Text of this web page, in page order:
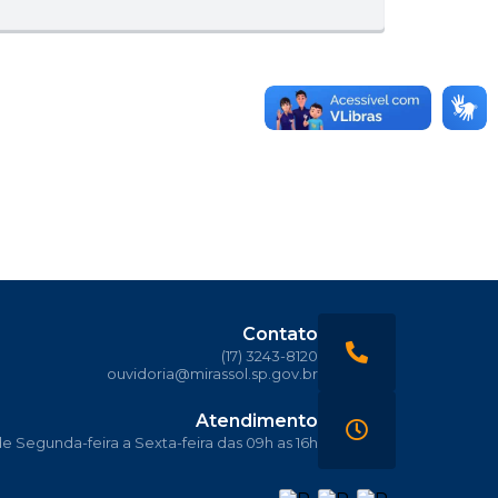
Contato
(17) 3243-8120
ouvidoria@mirassol.sp.gov.br
Atendimento
Segunda-feira a Sexta-feira das 09h as 16h